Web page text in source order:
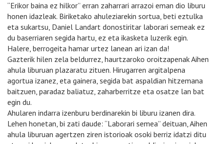
“Erikor baina ez hilkor” erran zaharrari arrazoi eman dio liburu
honen idazleak. Biriketako ahuleziarekin sortua, beti eztulka
eta sukartsu, Daniel Landart donostiritar laborari semeak ez
du baserriaren segida hartu, ez eta ikasketa luzerik egin.
Halere, berrogeita hamar urtez lanean ari izan da!
Gazterik hilen zela beldurrez, haurtzaroko oroitzapenak Aihen
ahula liburuan plazaratu zituen. Hirugarren argitalpena
agortua izanez, eta gainera, segida bat aspaldian hitzemana
baitzuen, paradaz baliatuz, zaharberritze eta osatze lan bat
egin du.
Ahularen indarra izenburu berdinarekin bi liburu izanen dira.
Lehen honetan, bi zati daude: “Laborari semea” deituan, Aihen
ahula liburuan agertzen ziren istorioak osoki berriz idatzi ditu